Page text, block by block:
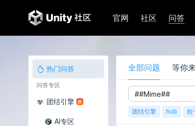
官网 社区 问答
热门问答
问答专区
团结引擎
AI专区
全部问题 等你
团结引擎 hub 粒